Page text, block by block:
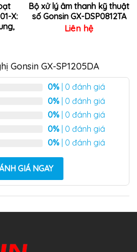
X:
Bộ xử lý âm thanh kỹ thuật
số Gonsin GX-DSP0812TA
Liên hệ
Gonsin GX-SP1205DA
0% | 0 đánh giá
0% | 0 đánh giá
0% | 0 đánh giá
0% | 0 đánh giá
0% | 0 đánh giá
GIÁ NGAY